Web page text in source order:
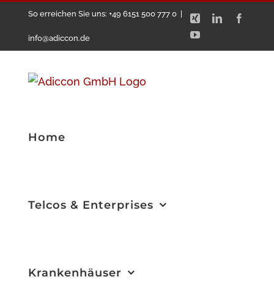
springen
So erreichen Sie uns: +49 6151 500 777 0
info@adiccon.de
Xing LinkedIn
YouTube
Home
Telcos & Enterprises
Krankenhäuser